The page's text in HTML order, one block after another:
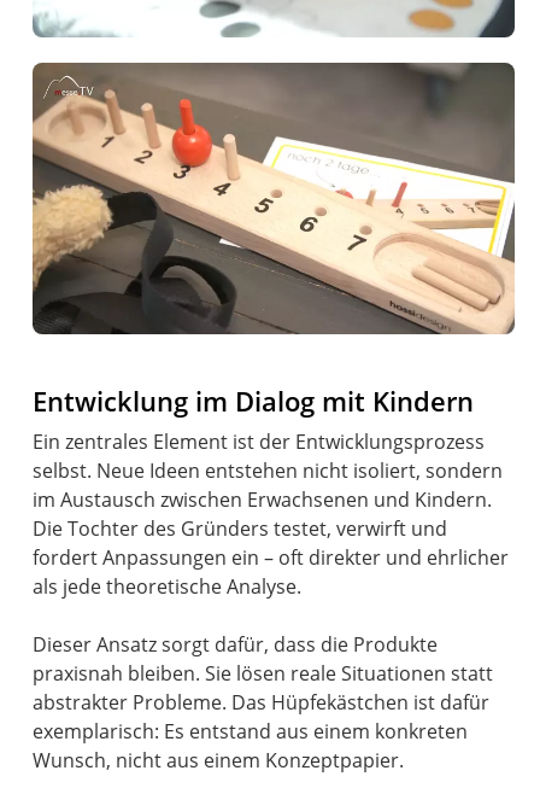
Entwicklung im Dialog mit Kindern
Ein zentrales Element ist der Entwicklungsprozess
selbst. Neue Ideen entstehen nicht isoliert, sondern
im Austausch zwischen Erwachsenen und Kindern.
Die Tochter des Gründers testet, verwirft und
fordert Anpassungen ein – oft direkter und ehrlicher
als jede theoretische Analyse.
Dieser Ansatz sorgt dafür, dass die Produkte
praxisnah bleiben. Sie lösen reale Situationen statt
abstrakter Probleme. Das Hüpfekästchen ist dafür
exemplarisch: Es entstand aus einem konkreten
Wunsch, nicht aus einem Konzeptpapier.